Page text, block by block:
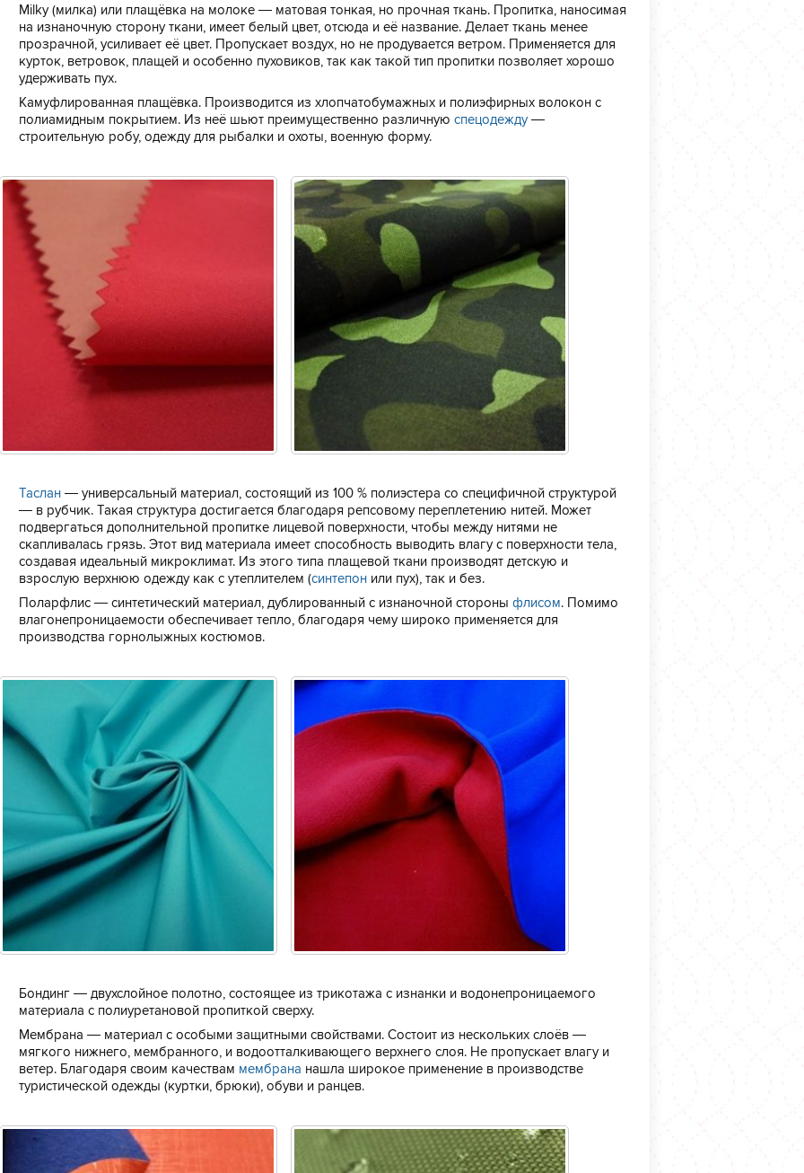
Milky (милка) или плащёвка на молоке — матовая тонкая, но прочная ткань. Пропитка, наносимая
на изнаночную сторону ткани, имеет белый цвет, отсюда и её название. Делает ткань менее
прозрачной, усиливает её цвет. Пропускает воздух, но не продувается ветром. Применяется для
курток, ветровок, плащей и особенно пуховиков, так как такой тип пропитки позволяет хорошо
удерживать пух.
Камуфлированная плащёвка. Производится из хлопчатобумажных и полиэфирных волокон с
полиамидным покрытием. Из неё шьют преимущественно различную спецодежду—
строительную робу, одежду для рыбалки и охоты, военную форму.
Таслан — универсальный материал, состоящий из 100 % полиэстера со специфичной структурой
— в рубчик. Такая структура достигается благодаря репсовому переплетению нитей. Может
подвергаться дополнительной пропитке лицевой поверхности, чтобы между нитями не
скапливалась грязь. Этот вид материала имеет способность выводить влагу с поверхности тела,
создавая идеальный микроклимат. Из этого типа плащевой ткани производят детскую и
взрослую верхнюю одежду как с утеплителем (синтепон или пух), так и без.
Поларфлис — синтетический материал, дублированный с изнаночной стороны флисом. Помимо
влагонепроницаемости обеспечивает тепло, благодаря чему широко применяется для
производства горнолыжных костюмов.
Бондинг — двухслойное полотно, состоящее из трикотажа с изнанки и водонепроницаемого
материала с полиуретановой пропиткой сверху.
Мембрана — материал с особыми защитными свойствами. Состоит из нескольких слоёв —
мягкого нижнего, мембранного, и водоотталкивающего верхнего слоя. Не пропускает влагу и
ветер. Благодаря своим качествам мембрана нашла широкое применение в производстве
туристической одежды (куртки, брюки), обуви и ранцев.